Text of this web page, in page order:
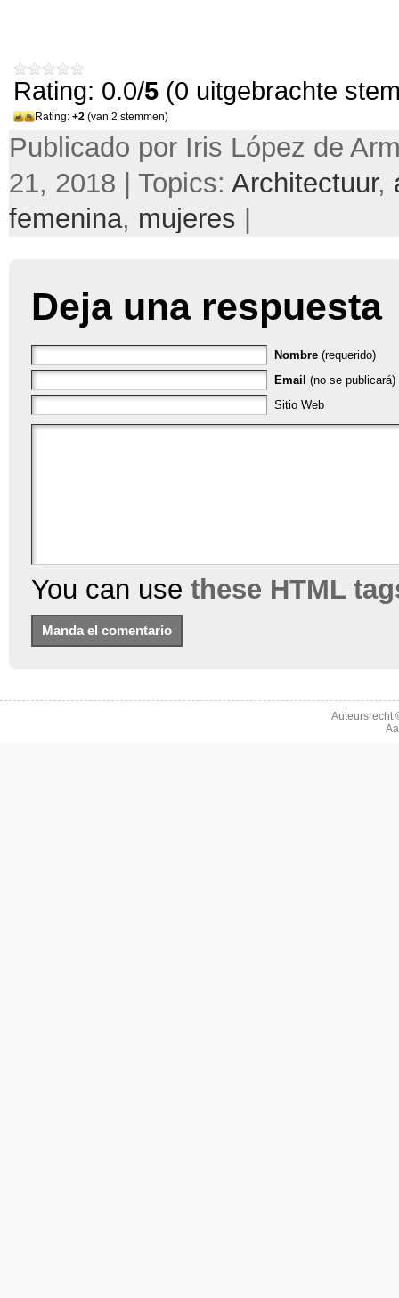
Rating: 0.0/5 (0 uitgebrachte
Rating: +2 (van 2 stemmen)
Publicado por Iris López de
21, 2018 | Topics: Architectuur,
femenina, mujeres |
Deja una respuesta
Nombre (requerido)
Email (no se publicará)
Sitio Web
You can use these HTML
Auteursrecht